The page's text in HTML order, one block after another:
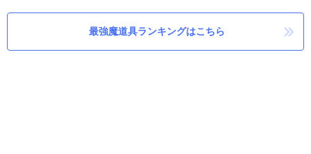
最強魔道具ランキングはこちら